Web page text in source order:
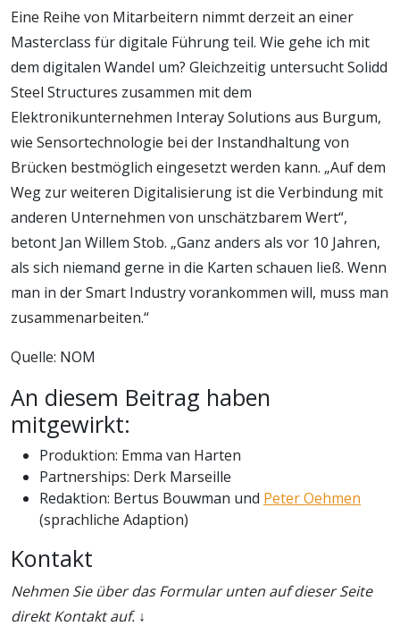
Eine Reihe von Mitarbeitern nimmt derzeit an einer
Masterclass für digitale Führung teil. Wie gehe ich mit
dem digitalen Wandel um? Gleichzeitig untersucht Solidd
Steel Structures zusammen mit dem
Elektronikunternehmen Interay Solutions aus Burgum,
wie Sensortechnologie bei der Instandhaltung von
Brücken bestmöglich eingesetzt werden kann. „Auf dem
Weg zur weiteren Digitalisierung ist die Verbindung mit
anderen Unternehmen von unschätzbarem Wert“,
betont Jan Willem Stob. „Ganz anders als vor 10 Jahren,
als sich niemand gerne in die Karten schauen ließ. Wenn
man in der Smart Industry vorankommen will, muss man
zusammenarbeiten.“
Quelle: NOM
An diesem Beitrag haben
mitgewirkt:
Produktion: Emma van Harten
Partnerships: Derk Marseille
Redaktion: Bertus Bouwman und Peter Oehmen
(sprachliche Adaption)
Kontakt
Nehmen Sie über das Formular unten auf dieser Seite
direkt Kontakt auf. ↓